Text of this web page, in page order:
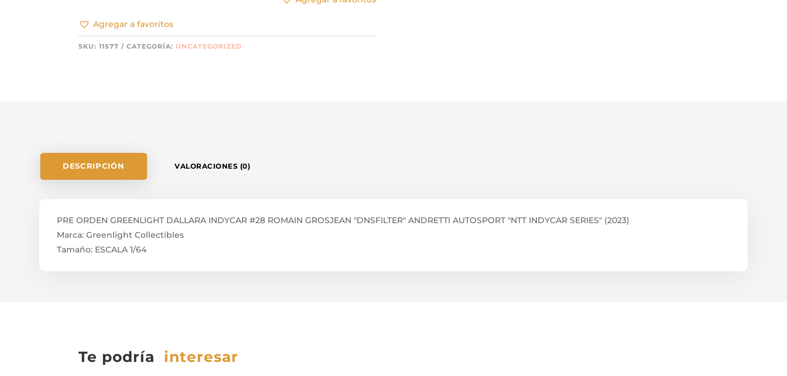
Agregar a favoritos
SKU:11577 CATEGORÍA: UNCATEGORIZED
DESCRIPCIÓN VALORACIONES (0)
PRE ORDEN GREENLIGHT DALLARA INDYCAR #28 ROMAIN GROSJEAN "DNSFILTER" ANDRETTI AUTOSPORT "NTT INDYCAR SERIES" (2023)
Marca: Greenlight Collectibles
Tamaño: ESCALA 1/64
Te podría interesar